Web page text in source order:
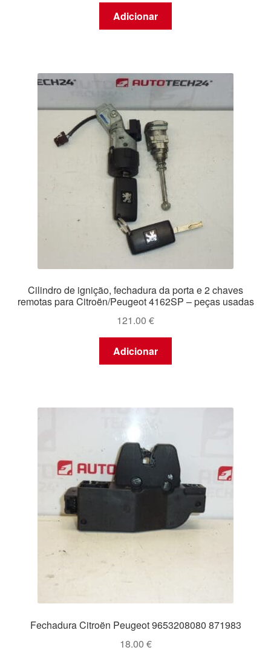
Adicionar
Cilindro de ignição, fechadura da porta e 2 chaves
remotas para Citroën/Peugeot 4162SP – peças usadas
121.00 €
Adicionar
Fechadura Citroën Peugeot 9653208080 871983
18.00 €